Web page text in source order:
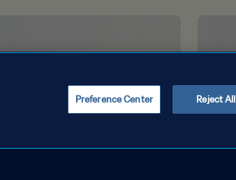
Preference Center Reject All